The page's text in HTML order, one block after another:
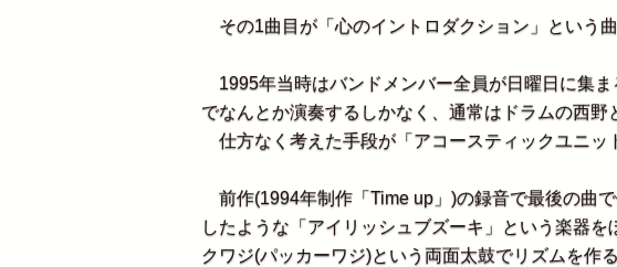
その1曲目が「心のイントロダクション」という曲
1995年当時はバンドメンバー全員が日曜日に集
でなんとか演奏するしかなく、通常はドラムの西野
仕方なく考えた手段が「アコースティックユニッ
前作(1994年制作「Time up」)の録音で最後の曲
したような「アイリッシュブズーキ」という楽器
クワジ(パッカーワジ)という両面太鼓でリズムを作